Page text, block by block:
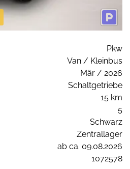
Pkw
Van / Kleinbus
Mär / 2026
Schaltgetriebe
15 km
5
Schwarz
Zentrallager
ab ca. 09.08.2026
1072578